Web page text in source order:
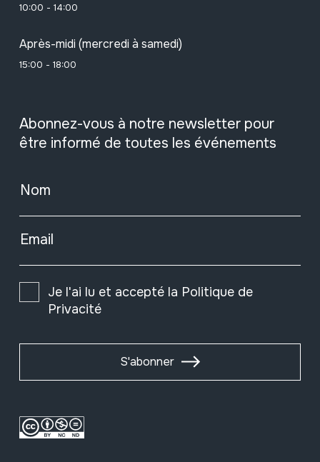
10:00 - 14:00
Après-midi (mercredi à samedi)
15:00 - 18:00
Abonnez-vous à notre newsletter pour
être informé de toutes les événements
Nom
Email
Je l'ai lu et accepté la Politique de
Privacité
S'abonner